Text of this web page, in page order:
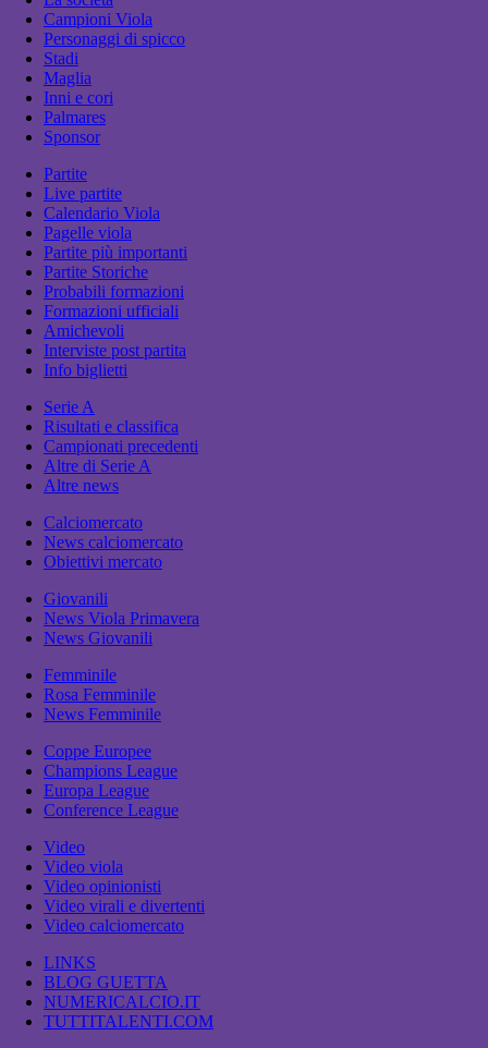
Campioni Viola
Personaggi di spicco
Stadi
Maglia
Inni e cori
Palmares
Sponsor
Partite
Live partite
Calendario Viola
Pagelle viola
Partite più importanti
Partite Storiche
Probabili formazioni
Formazioni ufficiali
Amichevoli
Interviste post partita
Info biglietti
Serie A
Risultati e classifica
Campionati precedenti
Altre di Serie A
Altre news
Calciomercato
News calciomercato
Obiettivi mercato
Giovanili
News Viola Primavera
News Giovanili
Femminile
Rosa Femminile
News Femminile
Coppe Europee
Champions League
Europa League
Conference League
Video
Video viola
Video opinionisti
Video virali e divertenti
Video calciomercato
LINKS
BLOG GUETTA
NUMERICALCIO.IT
TUTTITALENTI.COM